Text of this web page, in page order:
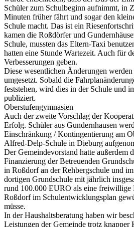
Schüler zum Schulbeginn aufnimmt, in
Minuten früher fährt und sogar den
Schule macht. Das ist ein
kamen die Roßdörfer und
Schule, mussten das Eltern-Taxi
hatten eine Stunde Wartezeit. Auch für
Verbesserungen geben.
Diese wesentlichen Änderungen
umgesetzt. Sobald die
feststehen, wird dies in der Schule und
publiziert.
Oberstufengymnasien
Auch der zweite Vorschlag der
Erfolg. Schüler aus Gundernhausen
Einschränkung / Kontingentierung am
Alfred-Delp-Schule in Dieburg
Der Gemeindevorstand hatte außerdem
Finanzierung der Betreuenden
in Roßdorf an der Rehbergschule und
dortigen Grundschule mit jährlich
rund 100.000 EURO als eine freiwillige
Roßdorf im Schulentwicklungsplan
müsse.
In der Haushaltsberatung haben wir
Leistungen der Gemeinde trotz knapper